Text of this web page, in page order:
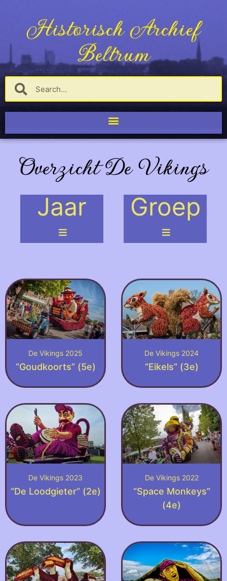
Historisch Archief
Beltrum
Overzicht De Vikings
Jaar Groep
De Vikings 2025
“Goudkoorts” (5e)
De Vikings 2024
“Eikels” (3e)
De Vikings 2023
“De Loodgieter” (2e)
De Vikings 2022
“Space Monkeys”
(4e)